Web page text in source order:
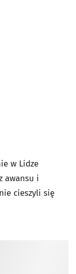
w Lidze
awansu i
cieszyli się